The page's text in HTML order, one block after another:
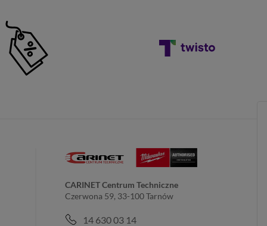
CARINET Centrum Techniczne
Czerwona 59, 33-100 Tarnów
14 630 03 14